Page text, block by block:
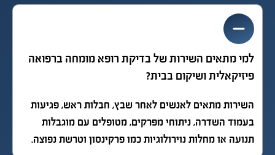
למי מתאים השירות של בדיקת רופא מומחה ברפואה
פיזיקאלית ושיקום בבית?
השירות מתאים לאנשים לאחר שבץ, חבלות ראש, פגיעות
בעמוד השדרה, ניתוחי מפרקים, מטופלים עם מוגבלות
תנועה או מחלות נוירולוגיות כמו פרקינסון וטרשת נפוצה.